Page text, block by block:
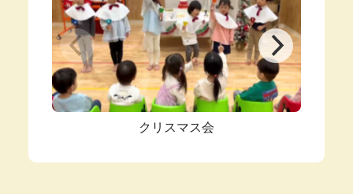
クリスマス会